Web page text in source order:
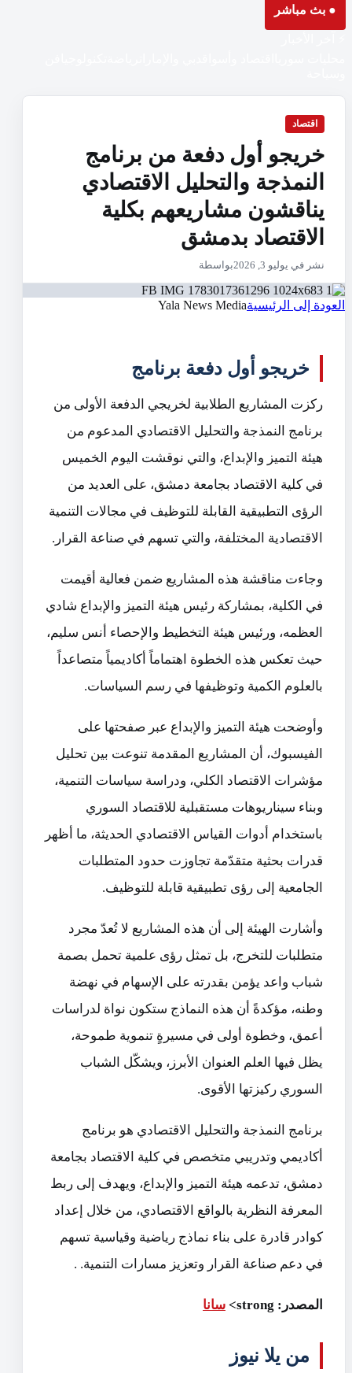
● بث مباشر
اقتصاد
خريجو أول دفعة من برنامج
النمذجة والتحليل الاقتصادي
يناقشون مشاريعهم بكلية
الاقتصاد بدمشق
نشر في يوليو 3, 2026 بواسطة
العودة إلى الرئيسيةYala News Media
خريجو أول دفعة برنامج
‏ركزت المشاريع الطلابية لخريجي الدفعة الأولى من
برنامج النمذجة والتحليل الاقتصادي المدعوم من
هيئة التميز والإبداع، والتي نوقشت اليوم الخميس
في كلية الاقتصاد بجامعة دمشق، على العديد من
الرؤى التطبيقية القابلة للتوظيف في مجالات التنمية
الاقتصادية المختلفة، والتي تسهم في صناعة القرار.
وجاءت مناقشة هذه المشاريع ضمن فعالية أقيمت
في الكلية، بمشاركة رئيس هيئة التميز والإبداع شادي
العظمه، ورئيس هيئة التخطيط والإحصاء أنس سليم،
حيث تعكس هذه الخطوة اهتماماً أكاديمياً متصاعداً
بالعلوم الكمية وتوظيفها في رسم السياسات.
‏وأوضحت هيئة التميز والإبداع عبر صفحتها على
الفيسبوك، أن المشاريع المقدمة تنوعت بين تحليل
مؤشرات الاقتصاد الكلي، ودراسة سياسات التنمية،
وبناء سيناريوهات مستقبلية للاقتصاد السوري
باستخدام أدوات القياس الاقتصادي الحديثة، ما أظهر
قدرات بحثية متقدّمة تجاوزت حدود المتطلبات
الجامعية إلى رؤى تطبيقية قابلة للتوظيف.
‏وأشارت الهيئة إلى أن هذه المشاريع لا تُعدّ مجرد
متطلبات للتخرج، بل تمثل رؤى علمية تحمل بصمة
شباب واعد يؤمن بقدرته على الإسهام في نهضة
وطنه، مؤكدةً أن هذه النماذج ستكون نواة لدراسات
أعمق، وخطوة أولى في مسيرةٍ تنموية طموحة،
يظل فيها العلم العنوان الأبرز، ويشكّل الشباب
السوري ركيزتها الأقوى.
برنامج النمذجة والتحليل الاقتصادي هو برنامج
أكاديمي وتدريبي متخصص في كلية الاقتصاد بجامعة
دمشق، تدعمه هيئة التميز والإبداع، ويهدف إلى ربط
المعرفة النظرية بالواقع الاقتصادي، من خلال إعداد
كوادر قادرة على بناء نماذج رياضية وقياسية تسهم
في دعم صناعة القرار وتعزيز مسارات التنمية. ‏‏.
المصدر: strong> سانا
من يلا نيوز